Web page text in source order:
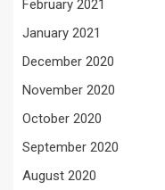
February 2021
January 2021
December 2020
November 2020
October 2020
September 2020
August 2020